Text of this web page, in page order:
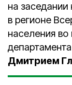
на
в регионе
населения во
Дмитрием